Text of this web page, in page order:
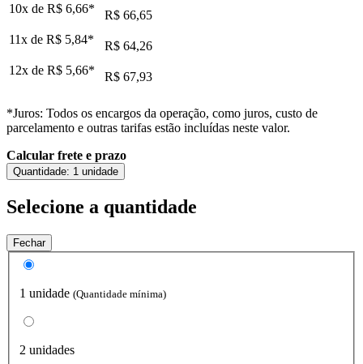
10x de R$ 6,66*
R$ 66,65
11x de R$ 5,84*
R$ 64,26
12x de R$ 5,66* R$ 67,93
*Juros: Todos os encargos da operação, como juros, custo de
parcelamento e outras tarifas estão incluídas neste valor.
Calcular frete e prazo
Quantidade: 1 unidade
Selecione a quantidade
Fechar
1 unidade (Quantidade mínima)
2 unidades